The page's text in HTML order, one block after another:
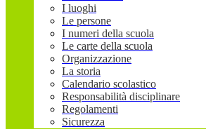
I luoghi
Le persone
I numeri della scuola
Le carte della scuola
Organizzazione
La storia
Calendario scolastico
Responsabilità disciplinare
Regolamenti
Sicurezza